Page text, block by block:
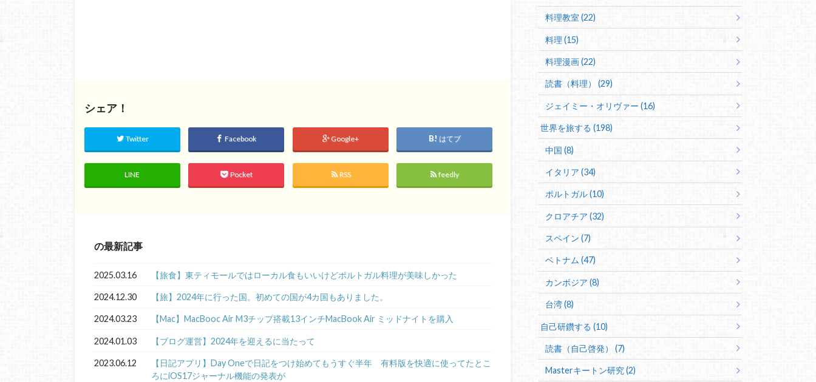
シェア！
Twitter Facebook Google+ はてブ
LINE Pocket RSS feedly
の最新記事
2025.03.16 【旅食】東ティモールではローカル食もいいけどポルトガル料理が美味しかった
2024.12.30 【旅】2024年に行った国。初めての国が4カ国もありました。
2024.03.23 【Mac】MacBooc Air M3チップ搭載13インチMacBook Air ミッドナイトを購入
2024.01.03 【ブログ運営】2024年を迎えるに当たって
2023.06.12
【日記アプリ】Day Oneで日記をつけ始めてもうすぐ半年 有料版を快適に使ってたとこ
ろにiOS17ジャーナル機能の発表が
料理教室 (22)
料理 (15)
料理漫画 (22)
読書（料理） (29)
ジェイミー・オリヴァー (16)
世界を旅する (198)
中国 (8)
イタリア (34)
ポルトガル (10)
クロアチア (32)
スペイン (7)
ベトナム (47)
カンボジア (8)
台湾 (8)
自己研鑽する (10)
読書（自己啓発） (7)
Masterキートン研究 (2)